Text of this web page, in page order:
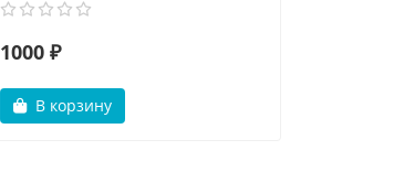
1000 ₽
В корзину